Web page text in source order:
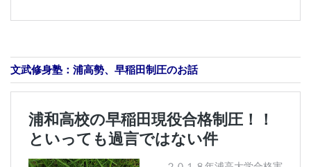
文武修身塾：浦高勢、早稲田制圧のお話